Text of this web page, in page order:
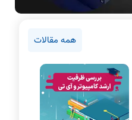
همه مقالات